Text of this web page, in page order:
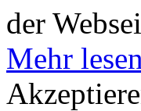
der
Mehr lesen